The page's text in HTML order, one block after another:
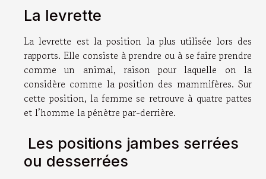
La levrette
La levrette est la position la plus utilisée lors des
rapports. Elle consiste à prendre ou à se faire prendre
comme un animal, raison pour laquelle on la
considère comme la position des mammifères. Sur
cette position, la femme se retrouve à quatre pattes
et l’homme la pénètre par-derrière.
Les positions jambes serrées
ou desserrées